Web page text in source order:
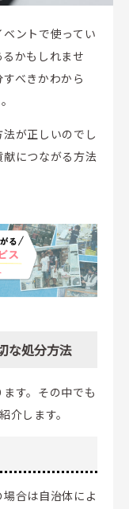
ントで使ってい
かもしれませ
べきかわから
が正しいのでし
につながる方法
な処分方法
す。その中でも
介します。
合は自治体によ